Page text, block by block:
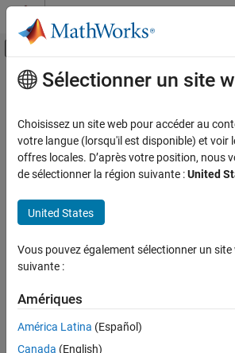
Passer au contenu
Activer/désactiver
Accueil de la documentation
Contenu principal
How useful was this
Sélectionner un site
Choisissez un site web pour accéder au
votre langue (lorsqu'il est disponible) et voir
offres locales. D’après votre position, nous
de sélectionner la région suivante :United
United States
Vous pouvez également sélectionner un
suivante :
Amériques
América Latina (Español)
Canada (English)